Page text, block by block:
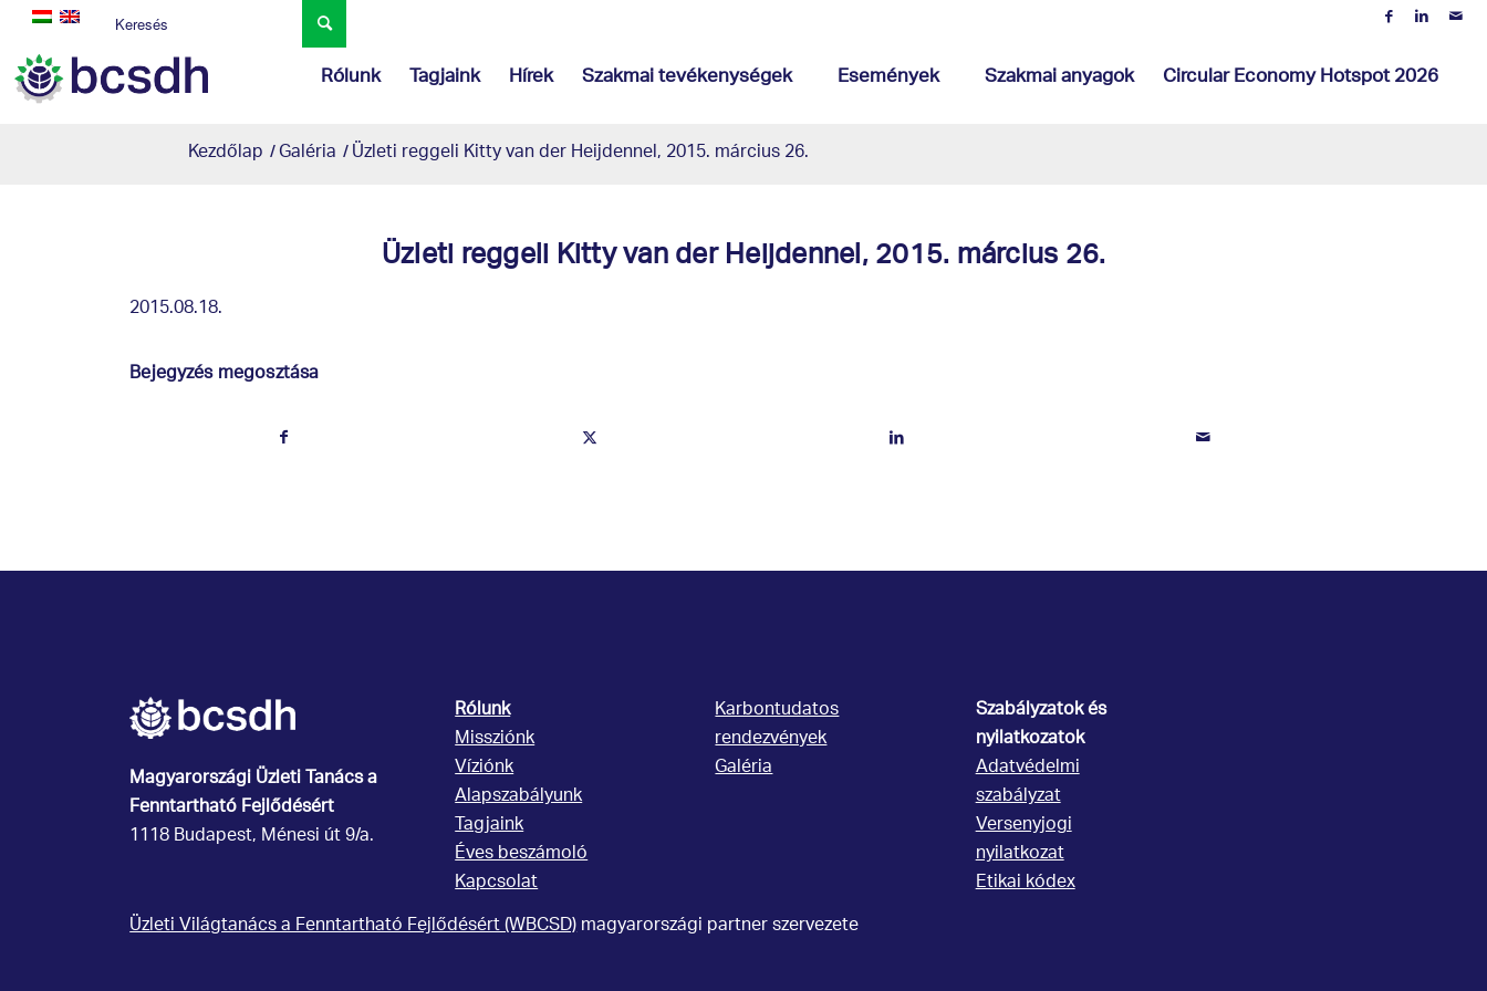
Rólunk Tagjaink Hírek Szakmai tevékenységek Események Szakmai anyagok Circular Economy Hotspot 2026
Kezdőlap /Galéria /Üzleti reggeli Kitty van der Heijdennel, 2015. március 26.
Üzleti reggeli Kitty van der Heijdennel, 2015. március 26.
2015.08.18.
Bejegyzés megosztása
Magyarországi Üzleti Tanácsa
Fenntartható Fejlődésért
1118 Budapest, Ménesi út 9/a.
Rólunk
Missziónk
Víziónk
Alapszabályunk
Tagjaink
Éves beszámoló
Kapcsolat
Karbontudatos
rendezvények
Galéria
Szabályzatok és
nyilatkozatok
Adatvédelmi
szabályzat
Versenyjogi
nyilatkozat
Etikai kódex
Üzleti Világtanács a Fenntartható Fejlődésért (WBCSD)magyarországi partner szervezete